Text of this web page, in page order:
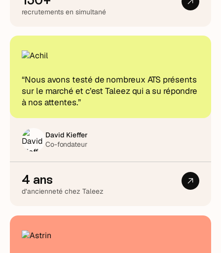
recrutements en simultané
“Nous avons testé de nombreux ATS présents
sur le marché et c’est Taleez qui a su répondre
à nos attentes.”
David Kieffer
Co-fondateur
4 ans
d’ancienneté chez Taleez